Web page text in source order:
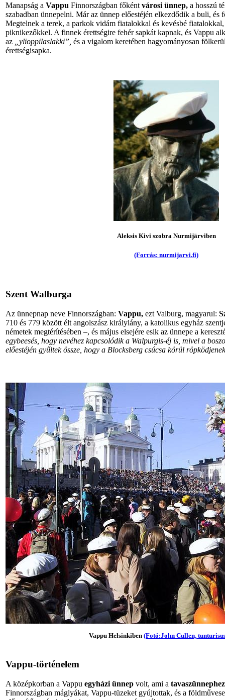
Manapság a Vappu Finnországban főként városi ünnep, a hosszú
szabadban ünnepelni. Már az ünnep előestéjén elkezdődik a buli, és
Megtelnek a terek, a parkok vidám fiatalokkal és kevésbé
piknikezőkkel. A finnek érettségire fehér sapkát kapnak, és Vappu
az
„ylioppilaslakki”, és a vigalom keretében hagyományosan
érettségisapka.
Aleksis Kivi szobra Nurmijärviben
(Forrás: nurmijarvi.fi)
Szent Walburga
Az ünnepnap neve Finnországban: Vappu, ezt Valburg, magyarul:
710 és 779 között élt angolszász királylány, a katolikus egyház
németek megtérítésében –, és május elsejére esik az ünnepe a
egybeesés, hogy nevéhez kapcsolódik a Walpurgis-éj is, mivel a
előestéjén gyűltek össze, hogy a Blocksberg csúcsa körül
Vappu Helsinkiben (Fotó:John Cullen,
Vappu-történelem
A középkorban a Vappu egyházi ünnep volt, ami a tavaszünnephez
Finnországban máglyákat, Vappu-tüzeket gyújtottak, és a